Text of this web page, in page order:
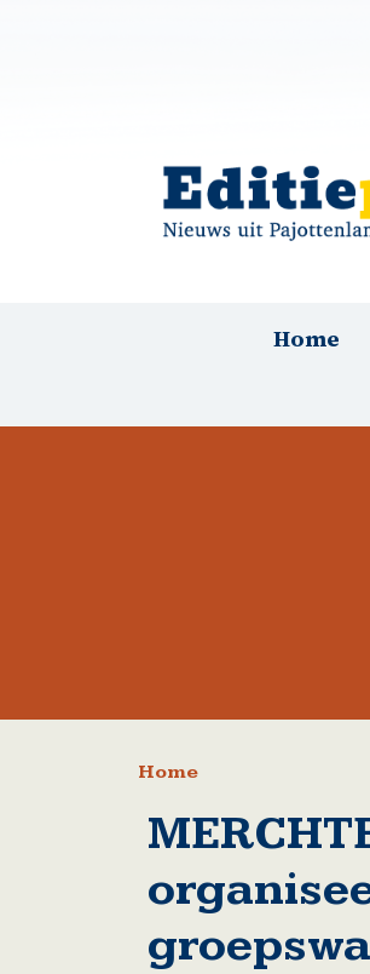
HoofdnavigatieHome
Kruimelpad
Home